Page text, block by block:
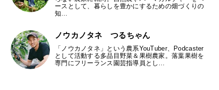
ースとして、暮らしを豊かにするための畑づくりの
知…
ノウカノタネ つるちゃん
「ノウカノタネ」という農系YouTuber、Podcaster
として活動する多品目野菜＆果樹農家。落葉果樹を
専門にフリーランス園芸指導員とし…